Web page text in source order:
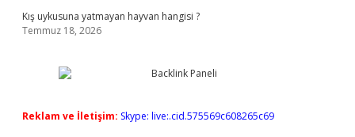
Kış uykusuna yatmayan hayvan hangisi ?
Temmuz 18, 2026
Reklam ve İletişim: Skype: live:.cid.575569c608265c69